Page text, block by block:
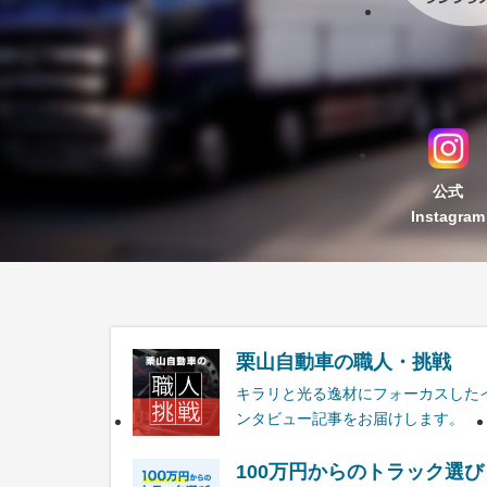
公式
Instagram
栗山自動車の職人・挑戦
キラリと光る逸材にフォーカスした
ンタビュー記事をお届けします。
100万円からのトラック選び